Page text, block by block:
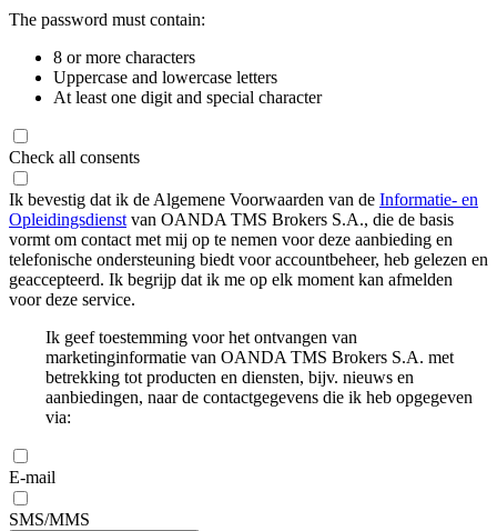
The password must contain:
8 or more characters
Uppercase and lowercase letters
At least one digit and special character
Check all consents
Ik bevestig dat ik de Algemene Voorwaarden van de Informatie- en
Opleidingsdienst van OANDA TMS Brokers S.A., die de basis
vormt om contact met mij op te nemen voor deze aanbieding en
telefonische ondersteuning biedt voor accountbeheer, heb gelezen en
geaccepteerd. Ik begrijp dat ik me op elk moment kan afmelden
voor deze service.
Ik geef toestemming voor het ontvangen van
marketinginformatie van OANDA TMS Brokers S.A. met
betrekking tot producten en diensten, bijv. nieuws en
aanbiedingen, naar de contactgegevens die ik heb opgegeven
via:
E-mail
SMS/MMS